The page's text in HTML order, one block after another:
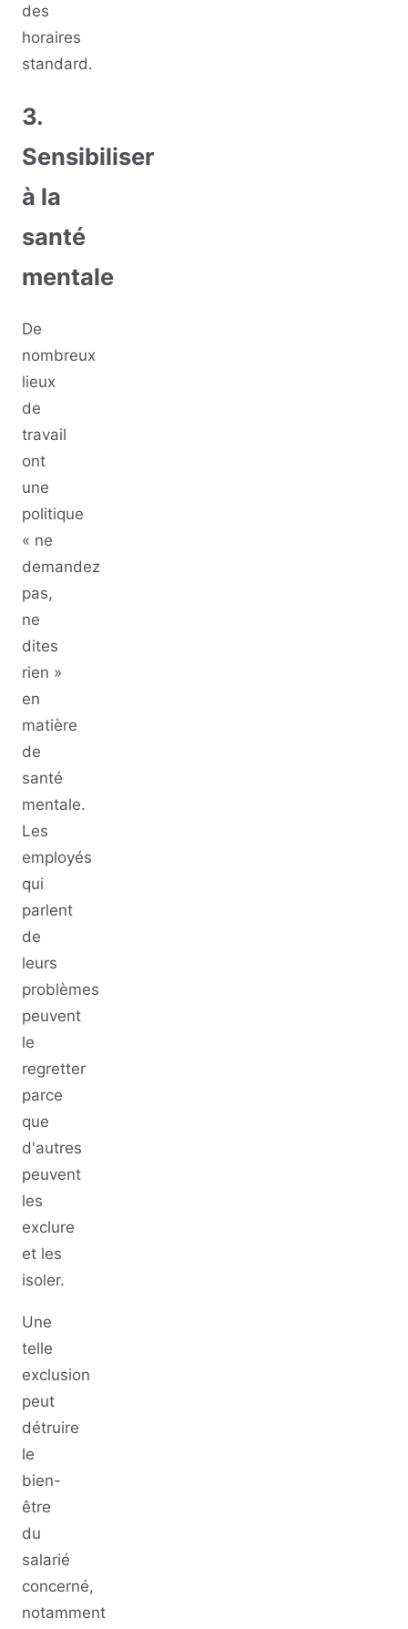
des
horaires
standard.
3.
Sensibiliser
à la
santé
mentale
De
nombreux
lieux
de
travail
ont
une
politique
« ne
demandez
pas,
ne
dites
rien »
en
matière
de
santé
mentale.
Les
employés
qui
parlent
de
leurs
problèmes
peuvent
le
regretter
parce
que
d'autres
peuvent
les
exclure
et les
isoler.
Une
telle
exclusion
peut
détruire
le
bien-
être
du
salarié
concerné,
notamment